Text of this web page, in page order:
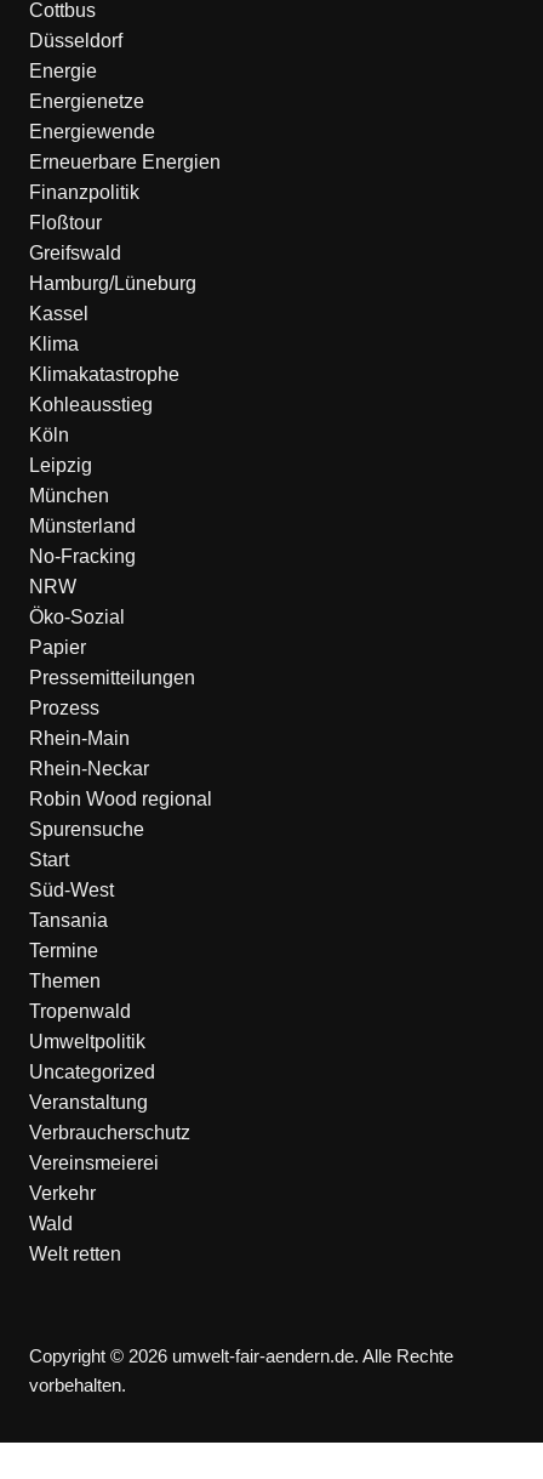
Cottbus
Düsseldorf
Energie
Energienetze
Energiewende
Erneuerbare Energien
Finanzpolitik
Floßtour
Greifswald
Hamburg/Lüneburg
Kassel
Klima
Klimakatastrophe
Kohleausstieg
Köln
Leipzig
München
Münsterland
No-Fracking
NRW
Öko-Sozial
Papier
Pressemitteilungen
Prozess
Rhein-Main
Rhein-Neckar
Robin Wood regional
Spurensuche
Start
Süd-West
Tansania
Termine
Themen
Tropenwald
Umweltpolitik
Uncategorized
Veranstaltung
Verbraucherschutz
Vereinsmeierei
Verkehr
Wald
Welt retten
Copyright © 2026 umwelt-fair-aendern.de. Alle Rechte
vorbehalten.